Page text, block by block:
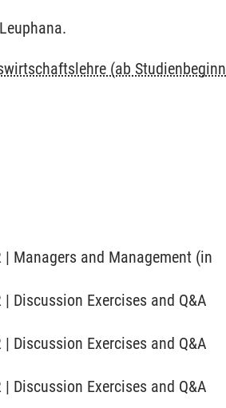
(ab Studienbeginn
| Managers and Management (in
Discussion Exercises and Q&A
Discussion Exercises and Q&A
Discussion Exercises and Q&A